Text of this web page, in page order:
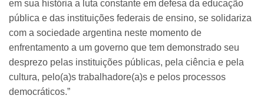
em sua história a luta constante em defesa da educação
pública e das instituições federais de ensino, se solidariza
com a sociedade argentina neste momento de
enfrentamento a um governo que tem demonstrado seu
desprezo pelas instituições públicas, pela ciência e pela
cultura, pelo(a)s trabalhadore(a)s e pelos processos
democráticos.”